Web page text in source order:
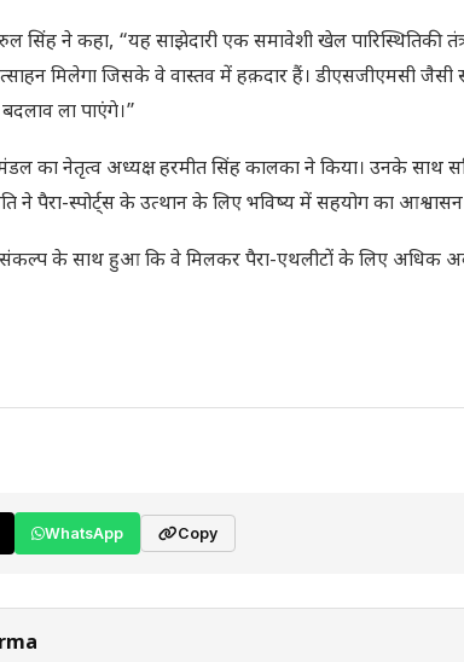
सिंह ने कहा, “यह साझेदारी एक समावेशी खेल पारिस्थितिकी
मिलेगा जिसके वे वास्तव में हक़दार हैं। डीएसजीएमसी
ला पाएंगे।”
का नेतृत्व अध्यक्ष हरमीत सिंह कालका ने किया। उनके साथ
ने पैरा-स्पोर्ट्स के उत्थान के लिए भविष्य में सहयोग का आश्वासन
संकल्प के साथ हुआ कि वे मिलकर पैरा-एथलीटों के लिए अधिक
WhatsApp Copy